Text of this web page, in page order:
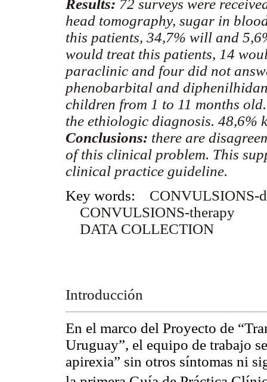
Results: 72 surveys were
head tomography, sugar in
this patients, 34,7% will and
would treat this patients, 14
paraclinic and four did not
phenobarbital and
children from 1 to 11 months
the ethiologic diagnosis. 48,6%
Conclusions: there are
of this clinical problem. This
clinical practice guideline.
Key words: CONVULSIONS-
CONVULSIONS-therapy
DATA COLLECTION
Introducción
En el marco del Proyecto de
Uruguay”, el equipo de trabajo
apirexia” sin otros síntomas ni